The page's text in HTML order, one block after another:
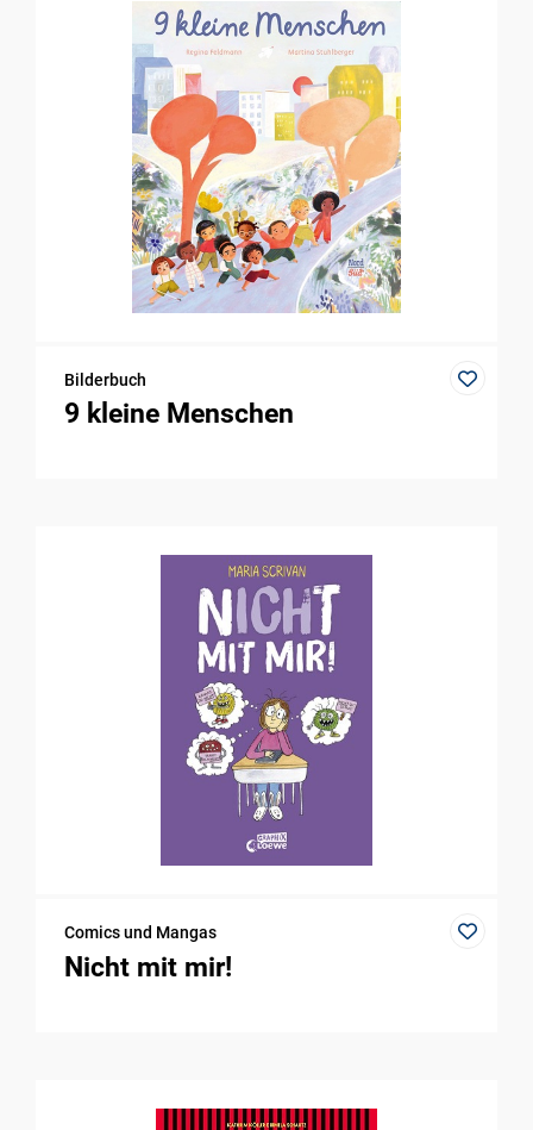
Bilderbuch
9 kleine Menschen
Comics und Mangas
Nicht mit mir!